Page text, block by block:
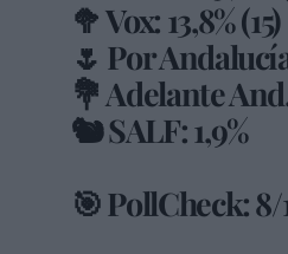
🥦 Vox: 13,8% (15)
🌷 Por
💐 Adelante
🐿️ SALF: 1,9%
🎯 PollCheck: 8/